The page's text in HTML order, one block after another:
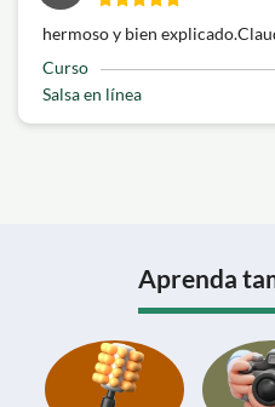
hermoso y bien
Curso
Salsa en línea
Aprenda